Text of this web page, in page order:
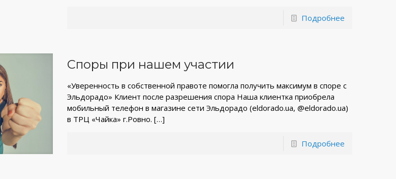
Подробнее
Споры при нашем участии
«Уверенность в собственной правоте помогла получить максимум в споре с
Эльдорадо» Клиент после разрешения спора Наша клиентка приобрела
мобильный телефон в магазине сети Эльдорадо (eldorado.ua, @eldorado.ua)
в ТРЦ «Чайка» г.Ровно. […]
Подробнее